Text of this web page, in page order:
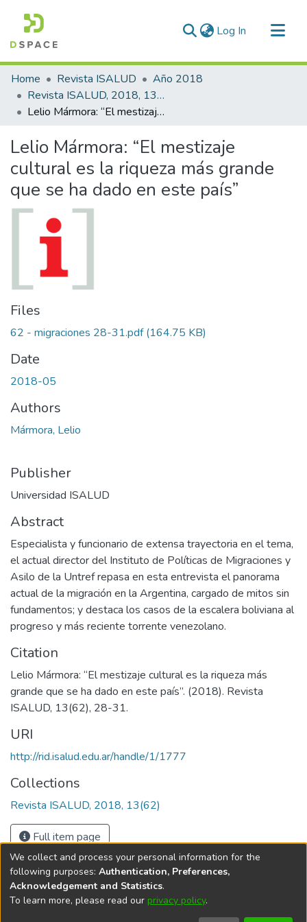
Log In (current)
Communities & Collections
All of DSpace
Statistics
Home Revista ISALUD
Año 2018
Revista ISALUD, 2018, 13(62)
Lelio Mármora: “El mestizaje cultural es la riqueza más grande que se ha dado en este país”
Lelio Mármora: “El mestizaje
cultural es la riqueza más grande
que se ha dado en este país”
Files
62 - migraciones 28-31.pdf(164.75 KB)
Date
2018-05
Authors
Mármora, Lelio
Publisher
Universidad ISALUD
Abstract
Especialista y funcionario de extensa trayectoria en el tema,
el actual director del Instituto de Políticas de Migraciones y
Asilo de la Untref repasa en esta entrevista el panorama
actual de la migración en la Argentina, cargado de mitos sin
fundamentos; y destaca los casos de la escalera boliviana al
progreso y más reciente torrente venezolano.
Citation
Lelio Mármora: “El mestizaje cultural es la riqueza más
grande que se ha dado en este país”. (2018). Revista
ISALUD, 13(62), 28-31.
URI
http://rid.isalud.edu.ar/handle/1/1777
Collections
Revista ISALUD, 2018, 13(62)
Full item page
DSpace softwarecopyright © 2002-2026
We collect and process your personal information for the
following purposes: Authentication, Preferences,
Acknowledgement and Statistics.
To learn more, please read our privacy policy.